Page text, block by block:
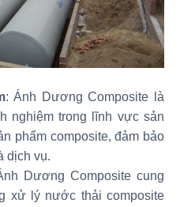
: Ánh Dương Composite là
nghiệm trong lĩnh vực sản
phẩm composite, đảm bảo
dịch vụ.
Dương Composite cung
xử lý nước thải composite